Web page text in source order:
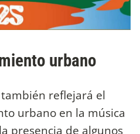
urbano
también reflejará el
urbano en la música
presencia de algunos